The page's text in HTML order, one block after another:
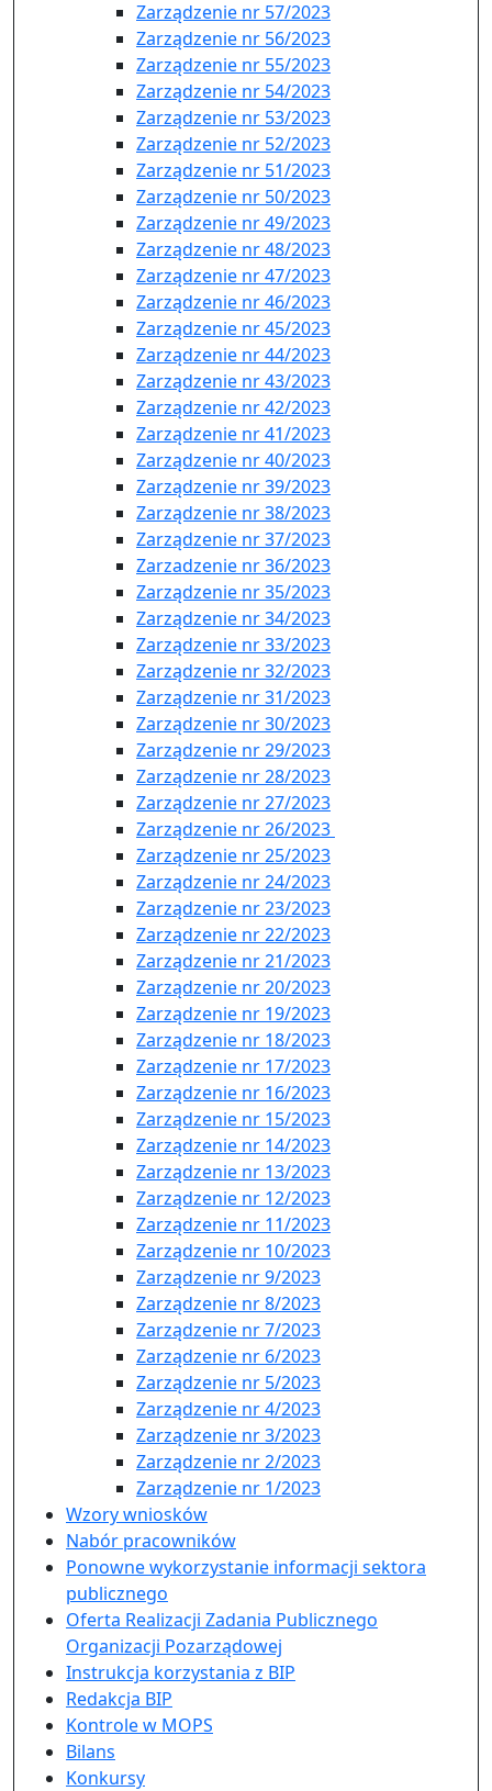
Zarządzenie nr 57/2023
Zarządzenie nr 56/2023
Zarządzenie nr 55/2023
Zarządzenie nr 54/2023
Zarządzenie nr 53/2023
Zarządzenie nr 52/2023
Zarządzenie nr 51/2023
Zarządzenie nr 50/2023
Zarządzenie nr 49/2023
Zarządzenie nr 48/2023
Zarządzenie nr 47/2023
Zarządzenie nr 46/2023
Zarządzenie nr 45/2023
Zarządzenie nr 44/2023
Zarządzenie nr 43/2023
Zarządzenie nr 42/2023
Zarządzenie nr 41/2023
Zarządzenie nr 40/2023
Zarządzenie nr 39/2023
Zarządzenie nr 38/2023
Zarządzenie nr 37/2023
Zarzadzenie nr 36/2023
Zarządzenie nr 35/2023
Zarządzenie nr 34/2023
Zarządzenie nr 33/2023
Zarządzenie nr 32/2023
Zarządzenie nr 31/2023
Zarządzenie nr 30/2023
Zarządzenie nr 29/2023
Zarządzenie nr 28/2023
Zarządzenie nr 27/2023
Zarządzenie nr 26/2023
Zarządzenie nr 25/2023
Zarządzenie nr 24/2023
Zarządzenie nr 23/2023
Zarządzenie nr 22/2023
Zarządzenie nr 21/2023
Zarządzenie nr 20/2023
Zarządzenie nr 19/2023
Zarządzenie nr 18/2023
Zarządzenie nr 17/2023
Zarządzenie nr 16/2023
Zarządzenie nr 15/2023
Zarządzenie nr 14/2023
Zarządzenie nr 13/2023
Zarządzenie nr 12/2023
Zarządzenie nr 11/2023
Zarządzenie nr 10/2023
Zarządzenie nr 9/2023
Zarządzenie nr 8/2023
Zarządzenie nr 7/2023
Zarządzenie nr 6/2023
Zarządzenie nr 5/2023
Zarządzenie nr 4/2023
Zarządzenie nr 3/2023
Zarządzenie nr 2/2023
Zarządzenie nr 1/2023
Wzory wniosków
Nabór pracowników
Ponowne wykorzystanie informacji sektora
publicznego
Oferta Realizacji Zadania Publicznego
Organizacji Pozarządowej
Instrukcja korzystania z BIP
Redakcja BIP
Kontrole w MOPS
Bilans
Konkursy